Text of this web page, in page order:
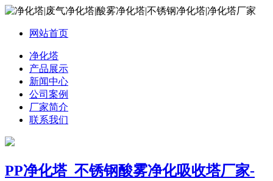
网站首页
净化塔
产品展示
新闻中心
公司案例
厂家简介
联系我们
PP净化塔_不锈钢酸雾净化吸收塔厂家-